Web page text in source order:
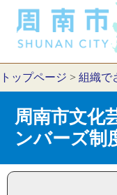
トップページ > 組織で
周南市文化
ンバーズ制